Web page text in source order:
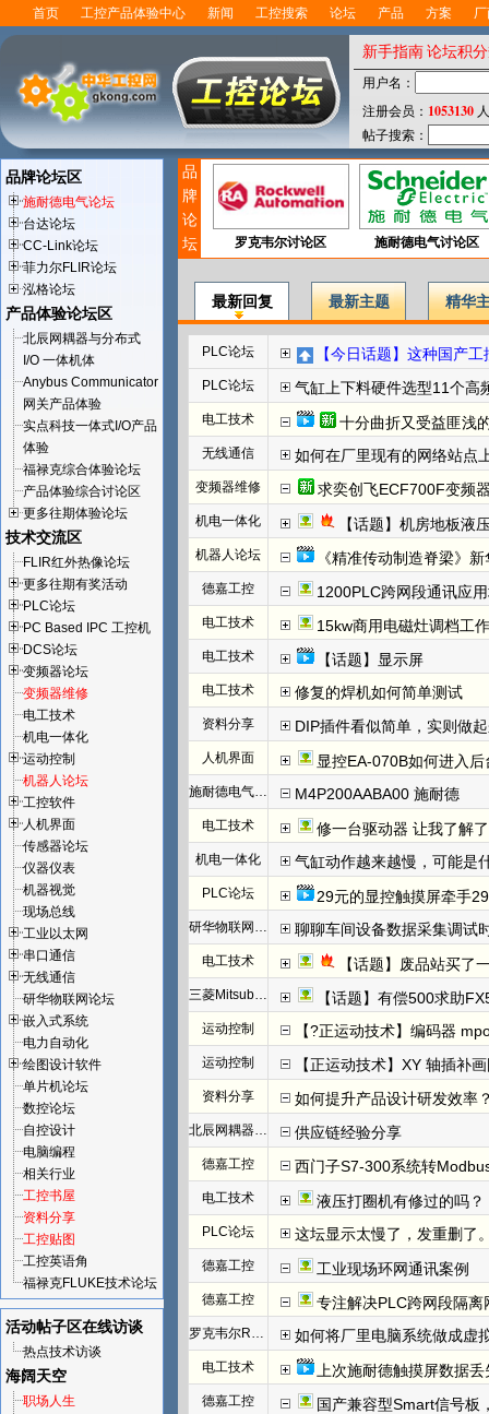
首页 工控产品体验中心 新闻 工控搜索 论坛 产品 方案
新手指南论坛积
用户名：
注册会员： 1053130
帖子搜索：
品牌论坛区
施耐德电气论坛
台达论坛
CC-Link论坛
菲力尔FLIR论坛
泓格论坛
产品体验论坛区
北辰网耦器与分布式
I/O 一体机体
Anybus Communicator
网关产品体验
实点科技一体式I/O产品
体验
福禄克综合体验论坛
产品体验综合讨论区
更多往期体验论坛
技术交流区
FLIR红外热像论坛
更多往期有奖活动
PLC论坛
PC Based IPC 工控机
DCS论坛
变频器论坛
变频器维修
电工技术
机电一体化
运动控制
机器人论坛
工控软件
人机界面
传感器论坛
仪器仪表
机器视觉
现场总线
工业以太网
串口通信
无线通信
研华物联网论坛
嵌入式系统
电力自动化
绘图设计软件
单片机论坛
数控论坛
自控设计
电脑编程
相关行业
工控书屋
资料分享
工控贴图
工控英语角
福禄克FLUKE技术论坛
活动帖子区在线访谈
热点技术访谈
海阔天空
职场人生
品
牌
论
坛
罗克韦尔讨论区 施耐德电气讨论区
最新回复 最新主题 精华
PLC论坛 【今日话题】这种国产工控板怎么
PLC论坛 气缸上下料硬件选型11个高频
电工技术 十分曲折又受益匪浅
无线通信 如何在厂里现有的网络站点
变频器维修 求奕创飞ECF700F变频
机电一体化 【话题】机房地板液
机器人论坛 《精准传动制造脊梁》新华社
德嘉工控 1200PLC跨网段通讯应
电工技术 15kw商用电磁灶调档工
电工技术 【话题】显示屏
电工技术 修复的焊机如何简单测试
资料分享 DIP插件看似简单，实则做
人机界面 显控EA-070B如何进入
施耐德电气伺服 M4P200AABA00 施耐德
电工技术 修一台驱动器 让我了解
机电一体化 气缸动作越来越慢，可能是
PLC论坛 29元的显控触摸屏牵手
研华物联网论坛 聊聊车间设备数据采集调试
电工技术 【话题】废品站买了
三菱Mitsubishi 【话题】有偿500求助
运动控制 【?正运动技术】编码器
运动控制 【正运动技术】XY 轴插补
资料分享 如何提升产品设计研发效率
北辰网耦器与分布式 I/O 一体机体 供应链经验分享
德嘉工控 西门子S7-300系统转
电工技术 液压打圈机有修过的吗？
PLC论坛 这坛显示太慢了，发重删了
德嘉工控 工业现场环网通讯案例
德嘉工控 专注解决PLC跨网段隔离
罗克韦尔Rockwell(AB) 如何将厂里电脑系统做成虚
电工技术 上次施耐德触摸屏数据丢
德嘉工控 国产兼容型Smart信号板，通